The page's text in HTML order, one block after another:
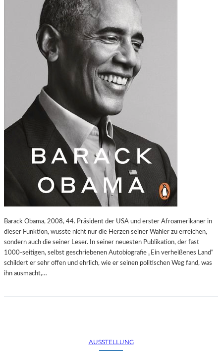
Barack Obama, 2008, 44. Präsident der USA und erster Afroamerikaner in
dieser Funktion, wusste nicht nur die Herzen seiner Wähler zu erreichen,
sondern auch die seiner Leser. In seiner neuesten Publikation, der fast
1000-seitigen, selbst geschriebenen Autobiografie „Ein verheißenes Land“
schildert er sehr offen und ehrlich, wie er seinen politischen Weg fand, was
ihn ausmacht,…
AUSSTELLUNG